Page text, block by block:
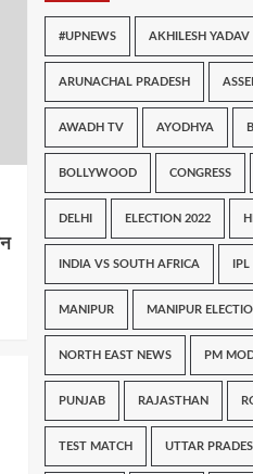
#UPNEWS AKHILESH YADAV
ARUNACHAL PRADESH
AWADH TV AYODHYA
BOLLYWOOD CONGRESS
DELHI ELECTION 2022
INDIA VS SOUTH AFRICA IPL
MANIPUR MANIPUR
NORTH EAST NEWS PM
PUNJAB RAJASTHAN
TEST MATCH UTTAR